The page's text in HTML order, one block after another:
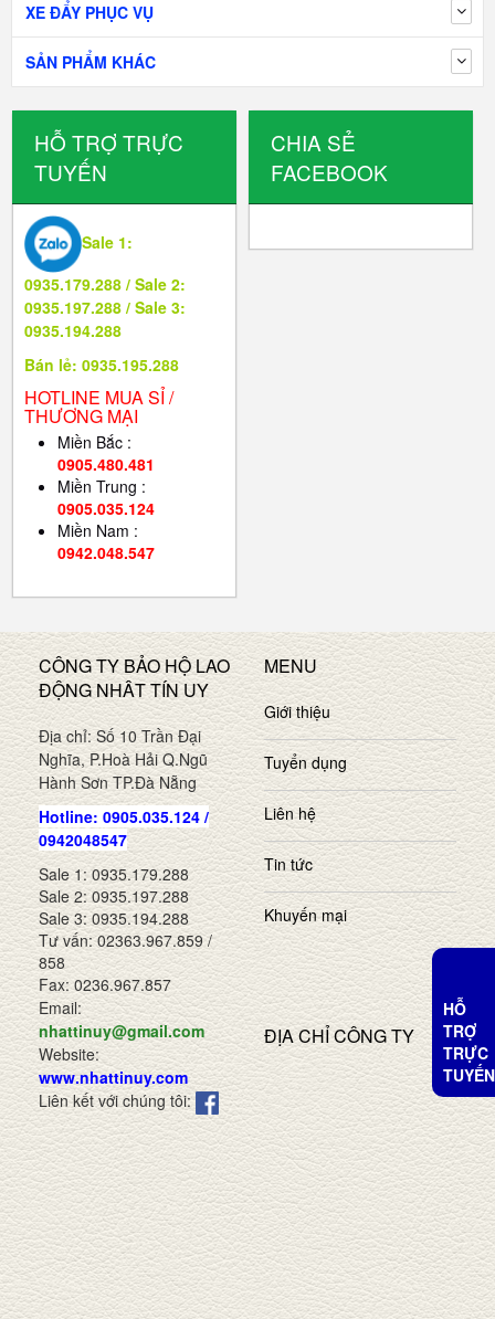
XE ĐẨY PHỤC VỤ
SẢN PHẨM KHÁC
HỖ TRỢ TRỰC
TUYẾN
Sale 1:
0935.179.288 / Sale 2:
0935.197.288 / Sale 3:
0935.194.288
Bán lẻ: 0935.195.288
HOTLINE MUA SỈ /
THƯƠNG MẠI
Miền Bắc :
0905.480.481
Miền Trung :
0905.035.124
Miền Nam :
0942.048.547
CHIA SẺ
FACEBOOK
CÔNG TY BẢO HỘ LAO
ĐỘNG NHÂT TÍN UY
Địa chỉ: Số 10 Trần Đại
Nghĩa, P.Hoà Hải Q.Ngũ
Hành Sơn TP.Đà Nẵng
Hotline: 0905.035.124 /
0942048547
Sale 1: 0935.179.288
Sale 2: 0935.197.288
Sale 3: 0935.194.288
Tư vấn: 02363.967.859 /
858
Fax: 0236.967.857
Email:
nhattinuy@gmail.com
Website:
www.nhattinuy.com
Liên kết với chúng tôi:
MENU
Giới thiệu
Tuyển dụng
Liên hệ
Tin tức
Khuyến mại
ĐỊA CHỈ CÔNG TY
HỖ
TRỢ
TRỰC
TUYẾN